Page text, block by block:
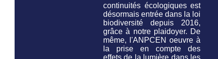
continuités écologiques est
désormais entrée dans la loi
biodiversité depuis 2016,
grâce à notre plaidoyer. De
même, l'ANPCEN oeuvre à
la prise en compte des
effets de la lumière dans les